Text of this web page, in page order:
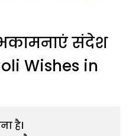
संदेश
Wishes in
है।